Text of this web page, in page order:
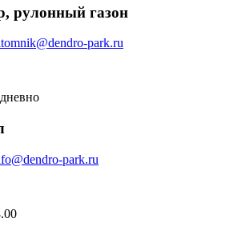
рулонный газон
park.ru
park.ru